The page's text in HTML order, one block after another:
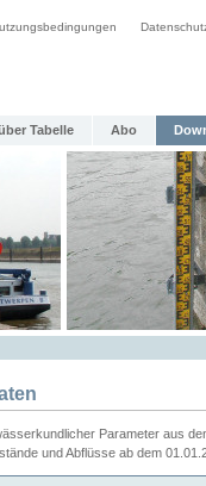
Tabelle Abo
Parameter aus
und Abflüsse ab dem